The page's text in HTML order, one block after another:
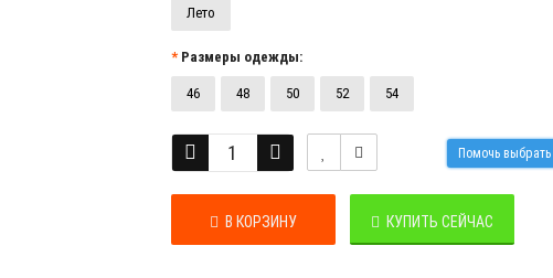
Лето
Размеры одежды:
46 48 50 52 54
Помочь
В КОРЗИНУ КУПИТЬ СЕЙЧАС